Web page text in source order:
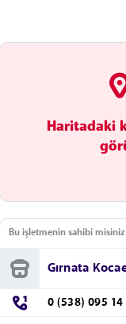
Haritadaki
Bu işletmenin sahibi
0 (538) 095 14